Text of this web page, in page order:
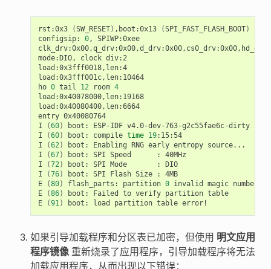
rst:0x3 (SW_RESET) ,boot:0x13 (SPI_FAST_FLASH_BOOT)
configsip:
0,
SPIWP:0xee
mode:DIO,
clock div:2
load:0x3fff0018,len:4
load:0x3fff001c,len:10464
ho 0 tail 12 room 4
load:0x40078000,len:19168
load:0x40080400,len:6664
entry 0x40080764
I
(60) boot: ESP-IDF v4.0-dev-763-g2c55fae6c-dirty
I
(60) boot: compile time 19:15:54
I
(62) boot: Enabling RNG early entropy source...
I
(67) boot: SPI Speed :
40MHz
I
(72) boot: SPI Mode :
DIO
I
(76) boot: SPI Flash Size :
4MB
E
(80) flash_parts: partition 0 invalid magic number
E
(86) boot: Failed to verify partition table
E
(91) boot: load partition table
如果引导加载程序和分区表已加密，但使用 明文应用
程序镜像重新烧录了应用程序，引导加载程序将无法
加载应用程序，从而出现以下错误：